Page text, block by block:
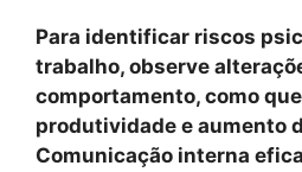
Para identificar riscos
trabalho, observe
comportamento, como
produtividade e aumento
Comunicação interna